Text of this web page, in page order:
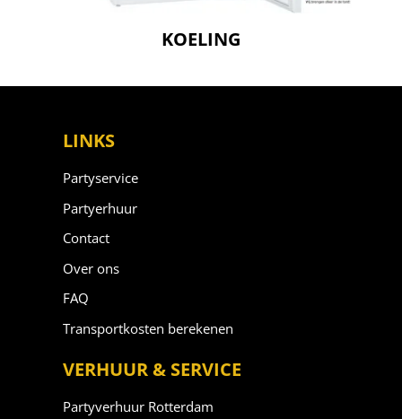
KOELING
LINKS
Partyservice
Partyerhuur
Contact
Over ons
FAQ
Transportkosten berekenen
VERHUUR & SERVICE
Partyverhuur Rotterdam